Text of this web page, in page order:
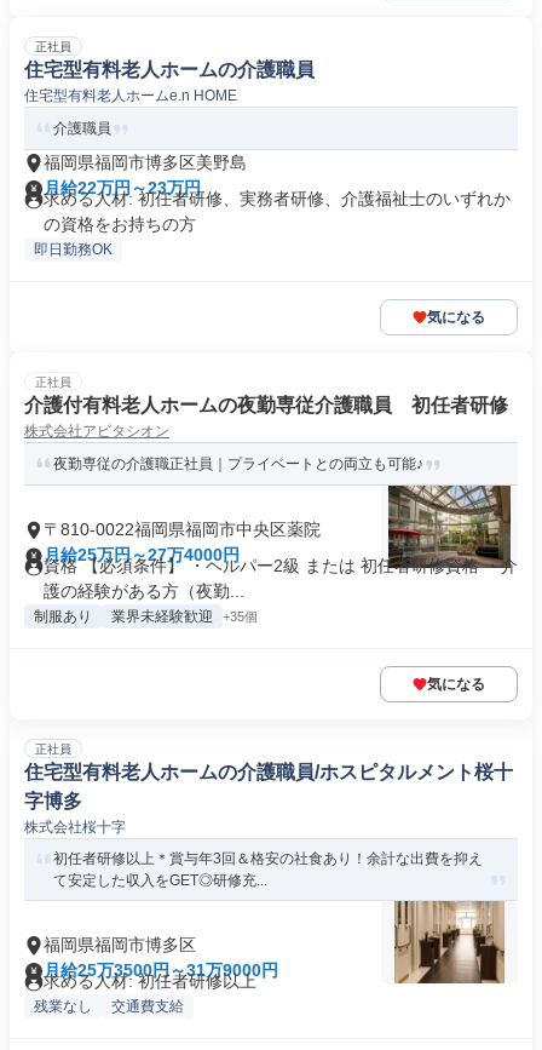
正社員
住宅型有料老人ホームの介護職員
住宅型有料老人ホームe.n HOME
介護職員
福岡県福岡市博多区美野島
月給22万円～23万円
求める人材: 初任者研修、実務者研修、介護福祉士のいずれか
の資格をお持ちの方
即日勤務OK
気になる
正社員
介護付有料老人ホームの夜勤専従介護職員 初任者研修
株式会社アビタシオン
夜勤専従の介護職正社員｜プライベートとの両立も可能♪
〒810-0022福岡県福岡市中央区薬院
月給25万円～27万4000円
資格 【必須条件】 ・ヘルパー2級 または 初任者研修資格 ・介
護の経験がある方（夜勤...
制服あり 業界未経験歓迎 +35個
気になる
正社員
住宅型有料老人ホームの介護職員/ホスピタルメント桜十
字博多
株式会社桜十字
初任者研修以上＊賞与年3回＆格安の社食あり！余計な出費を抑え
て安定した収入をGET◎研修充...
福岡県福岡市博多区
月給25万3500円～31万9000円
求める人材: 初任者研修以上
残業なし 交通費支給